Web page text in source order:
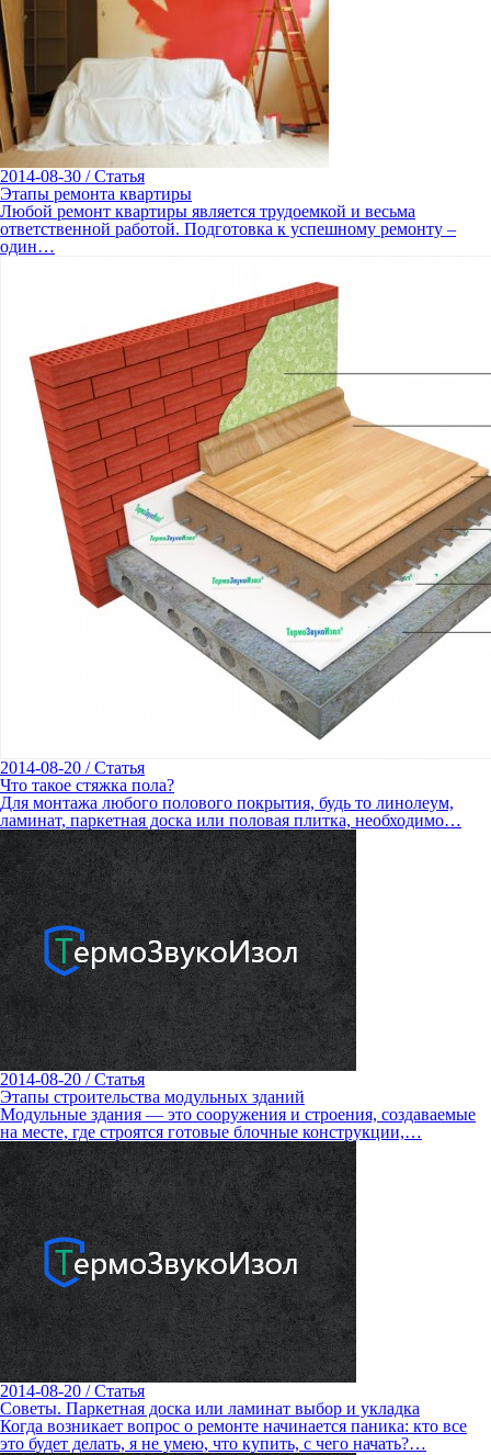
2014-08-30 / Статья
Этапы ремонта квартиры
Любой ремонт квартиры является трудоемкой и весьма
ответственной работой. Подготовка к успешному ремонту –
один…
2014-08-20 / Статья
Что такое стяжка пола?
Для монтажа любого полового покрытия, будь то линолеум,
ламинат, паркетная доска или половая плитка, необходимо…
2014-08-20 / Статья
Этапы строительства модульных зданий
Модульные здания — это сооружения и строения, создаваемые
на месте, где строятся готовые блочные конструкции,…
2014-08-20 / Статья
Советы. Паркетная доска или ламинат выбор и укладка
Когда возникает вопрос о ремонте начинается паника: кто все
это будет делать, я не умею, что купить, с чего начать?…